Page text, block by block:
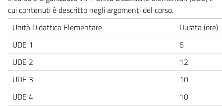
cui contenuti è descritto negli argomenti del corso.
Unità Didattica Elementare
Durata (ore)
UDE 1
6
UDE 2
12
UDE 3
10
UDE 4
10